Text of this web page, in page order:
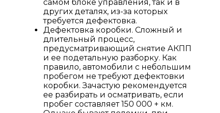
самом блоке управления, так и в
других деталях, из-за которых
требуется дефектовка.
Дефектовка коробки. Сложный и
длительный процесс,
предусматривающий снятие АКПП
и ее подетальную разборку. Как
правило, автомобили с небольшим
пробегом не требуют дефектовки
коробки. Зачастую рекомендуется
ее разбирать и осматривать, если
пробег составляет 150 000 + км.